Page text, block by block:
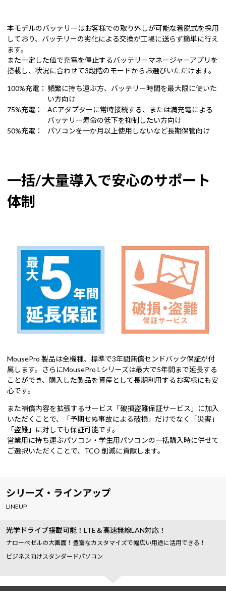
本モデルのバッテリーはお客様での取り外しが可能な着脱式を採用
しており、バッテリーの劣化による交換が工場に送らず簡単に行え
ます。
また一定した値で充電を停止するバッテリーマネージャーアプリを
搭載し、状況に合わせて3段階のモードからお選びいただけます。
100%充電： 頻繁に持ち運ぶ方、バッテリー時間を最大限に使いた
い方向け
75%充電：
ACアダプターに常時接続する、または満充電による
バッテリー寿命の低下を抑制したい方向け
50%充電：
パソコンを一か月以上使用しないなど長期保管向け
一括/大量導入で安心のサポート
体制
MousePro 製品は全機種、標準で3年間無償センドバック保証が付
属します。さらにMousePro Lシリーズは最大で5年間まで延長する
ことができ、購入した製品を資産として長期利用するお客様にも安
心です。
また補償内容を拡張するサービス「破損盗難保証サービス」に加入
いただくことで、「予期せぬ事故による破損」だけでなく「災害」
「盗難」に対しても保証可能です。
営業用に持ち運ぶパソコン・学生用パソコンの一括購入時に併せて
ご選択いただくことで、TCO 削減に貢献します。
シリーズ・ラインアップ
LINEUP
光学ドライブ搭載可能！LTE＆高速無線LAN対応！
ナローベゼルの大画面！豊富なカスタマイズで幅広い用途に活用できる！
ビジネス向けスタンダードパソコン